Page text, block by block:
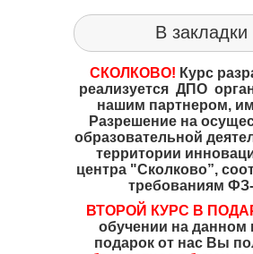
В закладки
СКОЛКОВО! Курс
реализуется ДПО
нашим партнером,
Разрешение на
образовательной
территории
центра "Сколково”,
требованиям
ВТОРОЙ КУРС В
обучении на данном
подарок от нас Вы